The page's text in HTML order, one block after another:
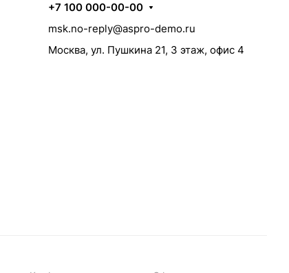
+7 100 000-00-00
msk.no-reply@aspro-demo.ru
Москва, ул. Пушкина 21, 3 этаж, офис 4